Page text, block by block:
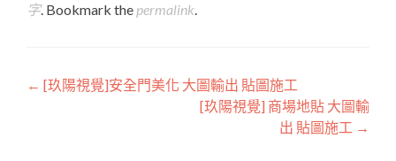
字. Bookmark the permalink.
Post
← [玖陽視覺]安全門美化 大圖輸出 貼圖施工
[玖陽視覺] 商場地貼 大圖輸
出 貼圖施工 →